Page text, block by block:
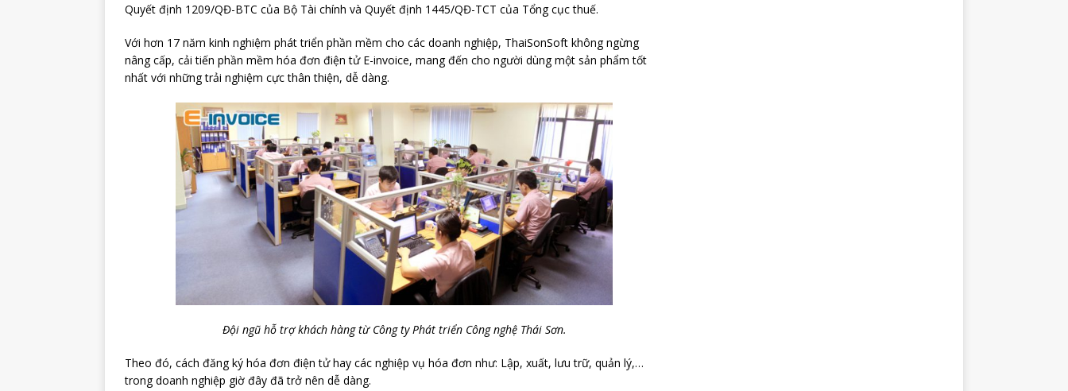
Quyết định 1209/QĐ-BTC của Bộ Tài chính và Quyết định 1445/QĐ-TCT của Tổng cục thuế.
Với hơn 17 năm kinh nghiệm phát triển phần mềm cho các doanh nghiệp, ThaiSonSoft không ngừng
nâng cấp, cải tiến phần mềm hóa đơn điện tử E-invoice, mang đến cho người dùng một sản phẩm tốt
nhất với những trải nghiệm cực thân thiện, dễ dàng.
Đội ngũ hỗ trợ khách hàng từ Công ty Phát triển Công nghệ Thái Sơn.
Theo đó, cách đăng ký hóa đơn điện tử hay các nghiệp vụ hóa đơn như: Lập, xuất, lưu trữ, quản lý,…
trong doanh nghiệp giờ đây đã trở nên dễ dàng.